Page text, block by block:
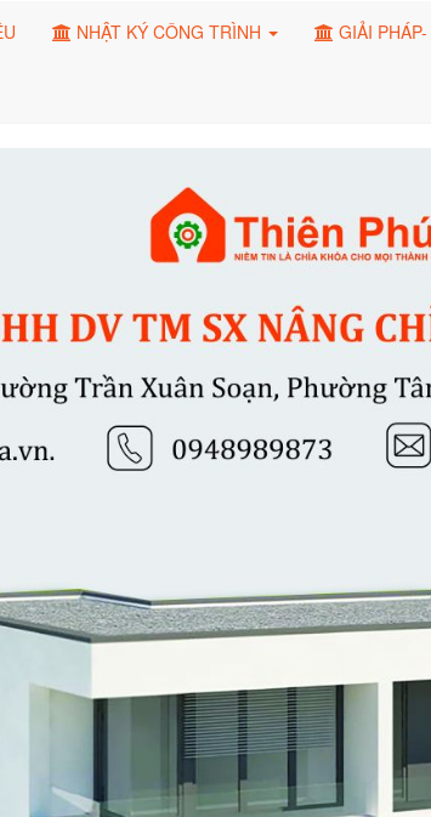
NHẬT KÝ CÔNG TRÌNH GIẢI